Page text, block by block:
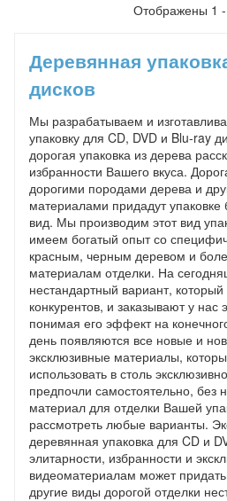
Отображены 1 -
Деревянная
дисков
Мы разрабатываем и
упаковку для CD, DVD и Blu-ray
дорогая упаковка из дерева
избранности Вашего вкуса.
дорогими породами дерева и
материалами придадут упаковке
вид. Мы производим этот вид
имеем богатый опыт со
красным, черным деревом и
материалам отделки. На
нестандартный вариант,
конкурентов, и заказывают у нас
понимая его эффект на
день появляются все новые и
эксклюзивные материалы,
использовать в столь
предпочли самостоятельно,
материал для отделки Вашей
рассмотреть любые варианты.
деревянная упаковка для CD и
элитарности, избранности и
видеоматериалам может
другие виды дорогой отделки